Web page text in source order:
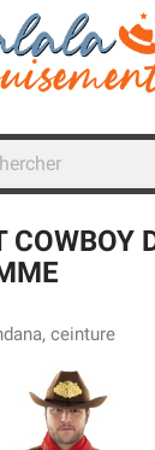
COWBOY
ceinture